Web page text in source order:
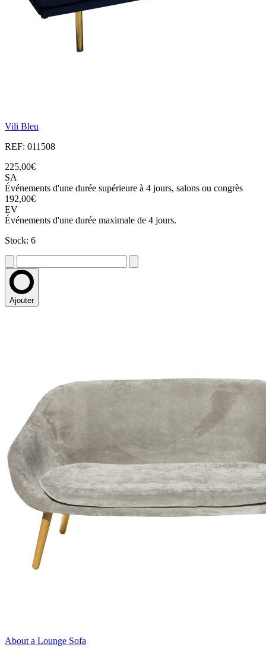
Vili Bleu
REF: 011508
225,00€
SA
Événements d'une durée supérieure à 4 jours, salons ou congrès
192,00€
EV
Événements d'une durée maximale de 4 jours.
Stock: 6
Ajouter
About a Lounge Sofa